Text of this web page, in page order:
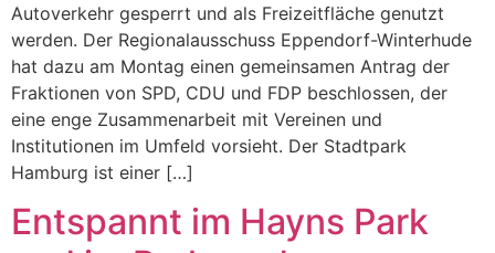
Autoverkehr gesperrt und als Freizeitfläche genutzt
werden. Der Regionalausschuss Eppendorf-Winterhude
hat dazu am Montag einen gemeinsamen Antrag der
Fraktionen von SPD, CDU und FDP beschlossen, der
eine enge Zusammenarbeit mit Vereinen und
Institutionen im Umfeld vorsieht. Der Stadtpark
Hamburg ist einer […]
Entspannt im Hayns Park